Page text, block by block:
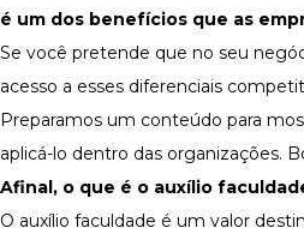
Gratuitos
Gratuitos
Materiais Gratuitos
materiais
é um dos benefícios que as
Se você pretende que no seu
acesso a esses diferenciais
Preparamos um conteúdo para
aplicá-lo dentro das organizações.
Afinal, o que é o auxílio
O auxílio faculdade é um valor